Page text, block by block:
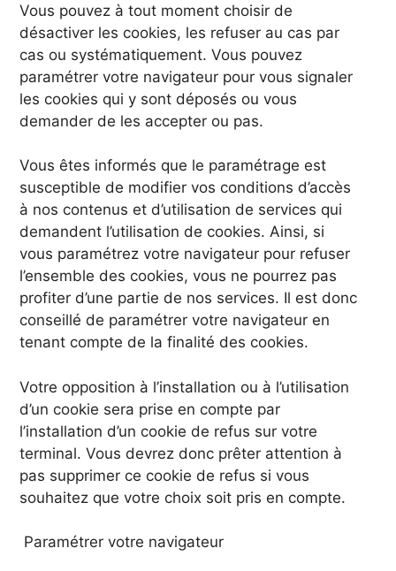
Vous pouvez à tout moment choisir de
désactiver les cookies, les refuser au cas par
cas ou systématiquement. Vous pouvez
paramétrer votre navigateur pour vous signaler
les cookies qui y sont déposés ou vous
demander de les accepter ou pas.
Vous êtes informés que le paramétrage est
susceptible de modifier vos conditions d’accès
à nos contenus et d’utilisation de services qui
demandent l’utilisation de cookies. Ainsi, si
vous paramétrez votre navigateur pour refuser
l’ensemble des cookies, vous ne pourrez pas
profiter d’une partie de nos services. Il est donc
conseillé de paramétrer votre navigateur en
tenant compte de la finalité des cookies.
Votre opposition à l’installation ou à l’utilisation
d’un cookie sera prise en compte par
l’installation d’un cookie de refus sur votre
terminal. Vous devrez donc prêter attention à
pas supprimer ce cookie de refus si vous
souhaitez que votre choix soit pris en compte.
Paramétrer votre navigateur